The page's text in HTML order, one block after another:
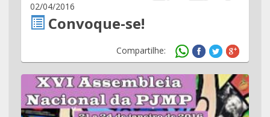
02/04/2016
Convoque-se!
Compartilhe: